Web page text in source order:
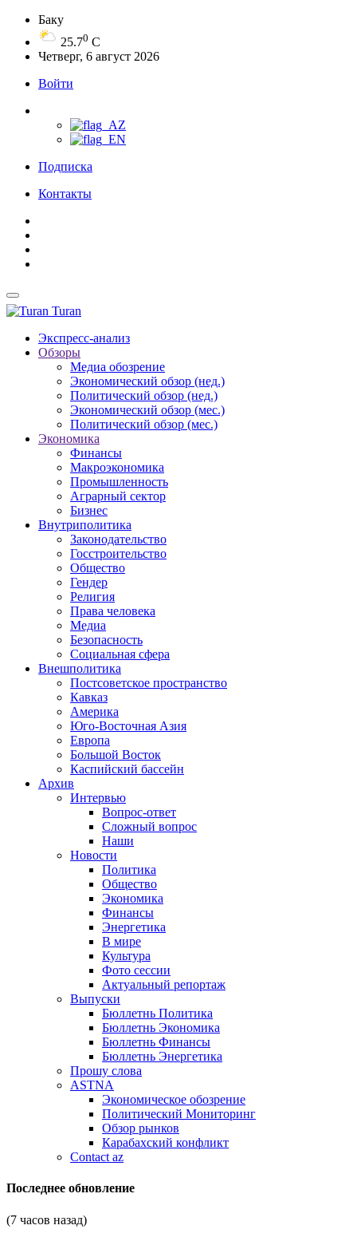
Баку
25.70 C
Четверг, 6 август 2026
Войти
Подписка
Контакты
Turan
Экспресс-анализ
Обзоры
Медиа обозрение
Экономический обзор (нед.)
Политический обзор (нед.)
Экономический обзор (мес.)
Политический обзор (мес.)
Экономика
Финансы
Макроэкономика
Промышленность
Аграрный сектор
Бизнес
Внутриполитика
Законодательство
Госстроительство
Общество
Гендер
Религия
Права человека
Медиа
Безопасность
Социальная сфера
Внешполитика
Постсоветское пространство
Кавказ
Америка
Юго-Восточная Азия
Европа
Большой Восток
Каспийский бассейн
Архив
Интервью
Вопрос-ответ
Сложный вопрос
Наши
Новости
Политика
Общество
Экономика
Финансы
Энергетика
В мире
Культура
Фото сессии
Актуальный репортаж
Выпуски
Бюллетнь Политика
Бюллетнь Экономика
Бюллетнь Финансы
Бюллетнь Энергетика
Прошу слова
ASTNA
Экономическое обозрение
Политический Мониторинг
Обзор рынков
Карабахский конфликт
Contact az
Последнее обновление
(7 часов назад)